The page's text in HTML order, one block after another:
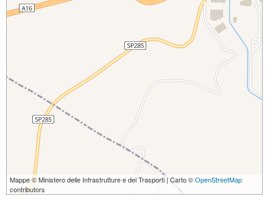
Mappe © Ministero delle Infrastrutture e dei Trasporti | Carto ©OpenStreetMap
contributors